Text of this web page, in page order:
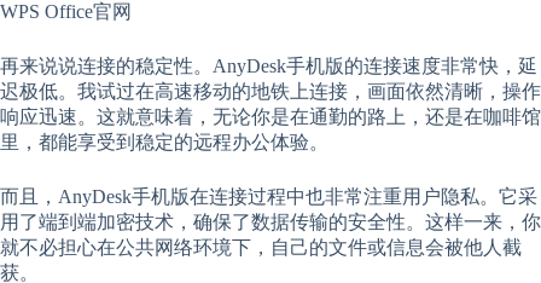
WPS Office官网
再来说说连接的稳定性。AnyDesk手机版的连接速度非常快，延
迟极低。我试过在高速移动的地铁上连接，画面依然清晰，操作
响应迅速。这就意味着，无论你是在通勤的路上，还是在咖啡馆
里，都能享受到稳定的远程办公体验。
而且，AnyDesk手机版在连接过程中也非常注重用户隐私。它采
用了端到端加密技术，确保了数据传输的安全性。这样一来，你
就不必担心在公共网络环境下，自己的文件或信息会被他人截
获。